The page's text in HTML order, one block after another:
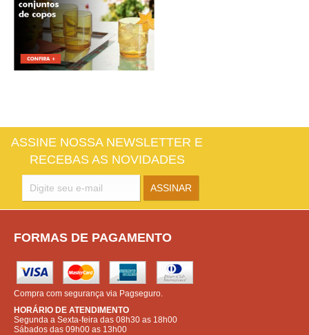
ASSINE NOSSA NEWSLETTER E
RECEBAS AS NOVIDADES
FORMAS DE PAGAMENTO
Compra com segurança via Pagseguro.
HORÁRIO DE ATENDIMENTO
Segunda a Sexta-feira das 08h30 as 18h00
Sábados das 09h00 as 13h00